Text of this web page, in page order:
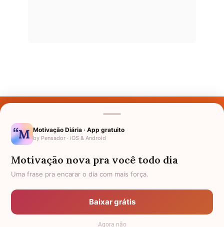
Nomes pelo Mundo
Política de Privacidade
Anuncie
Motivação Diária · App gratuito
by Pensador · iOS & Android
Motivação nova pra você todo dia
Uma frase pra encarar o dia com mais força.
Baixar grátis
Agora não